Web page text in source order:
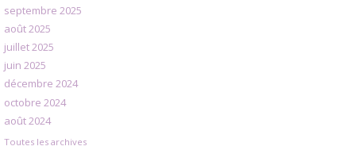
septembre 2025
août 2025
juillet 2025
juin 2025
décembre 2024
octobre 2024
août 2024
Toutes les archives